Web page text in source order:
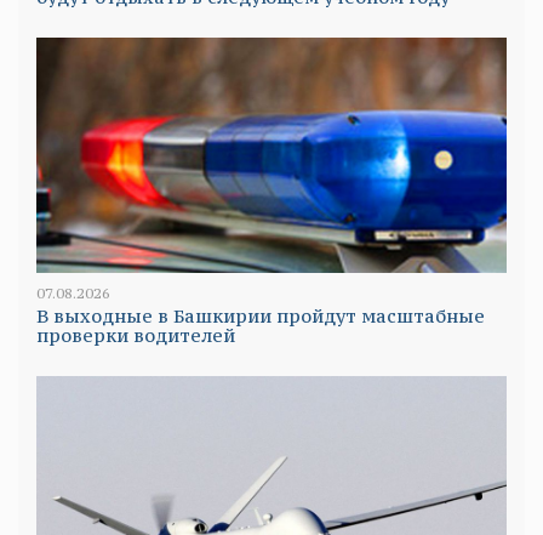
07.08.2026
В выходные в Башкирии пройдут масштабные
проверки водителей